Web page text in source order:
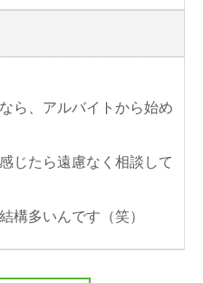
ら、アルバイトから始め
じたら遠慮なく相談して
構多いんです（笑）